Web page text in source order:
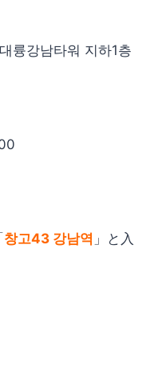
륭강남타워 지하1층
창고43 강남역 」と入